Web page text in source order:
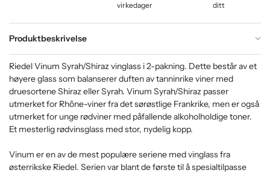
virkedager
ditt
Produktbeskrivelse
Riedel Vinum Syrah/Shiraz vinglass i 2-pakning. Dette består av et
høyere glass som balanserer duften av tanninrike viner med
druesortene Shiraz eller Syrah. Vinum Syrah/Shiraz passer
utmerket for Rhône-viner fra det sørøstlige Frankrike, men er også
utmerket for unge rødviner med påfallende alkoholholdige toner.
Et mesterlig rødvinsglass med stor, nydelig kopp.
Vinum er en av de mest populære seriene med vinglass fra
østerrikske Riedel. Serien var blant de første til å spesialtilpasse